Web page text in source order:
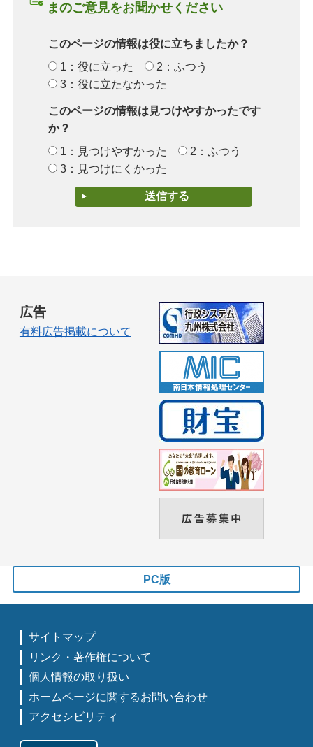
まのご意見をお聞かせください
このページの情報は役に立ちましたか？
1：役に立った
2：ふつう
3：役に立たなかった
このページの情報は見つけやすかったです
か？
1：見つけやすかった
2：ふつう
3：見つけにくかった
広告
有料広告掲載について
PC版
サイトマップ
リンク・著作権について
個人情報の取り扱い
ホームページに関するお問い合わせ
アクセシビリティ